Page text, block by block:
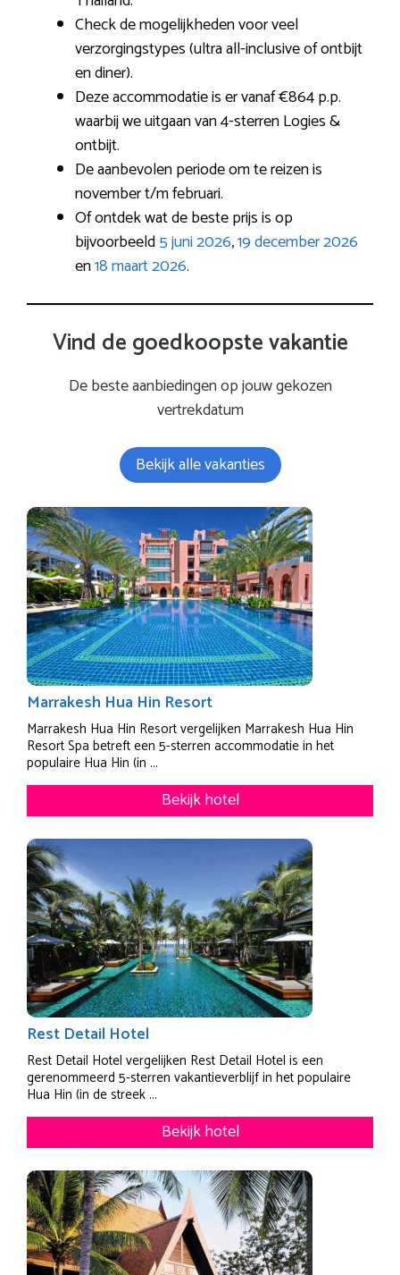
Check de mogelijkheden voor veel
verzorgingstypes (ultra all-inclusive of ontbijt
en diner).
Deze accommodatie is er vanaf €864 p.p.
waarbij we uitgaan van 4-sterren Logies &
ontbijt.
De aanbevolen periode om te reizen is
november t/m februari.
Of ontdek wat de beste prijs is op
bijvoorbeeld5 juni 2026,19 december 2026
en18 maart 2026.
Vind de goedkoopste vakantie
De beste aanbiedingen op jouw gekozen
vertrekdatum
Bekijk alle vakanties
Marrakesh Hua Hin Resort
Marrakesh Hua Hin Resort vergelijken Marrakesh Hua Hin
Resort Spa betreft een 5-sterren accommodatie in het
populaire Hua Hin (in ...
Bekijk hotel
Rest Detail Hotel
Rest Detail Hotel vergelijken Rest Detail Hotel is een
gerenommeerd 5-sterren vakantieverblijf in het populaire
Hua Hin (in de streek ...
Bekijk hotel